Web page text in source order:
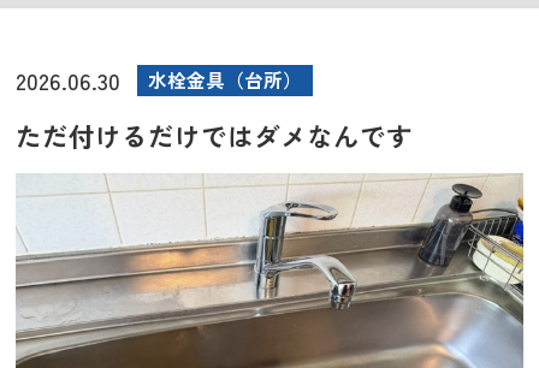
2026.06.30 水栓金具（台所）
ただ付けるだけではダメなんです